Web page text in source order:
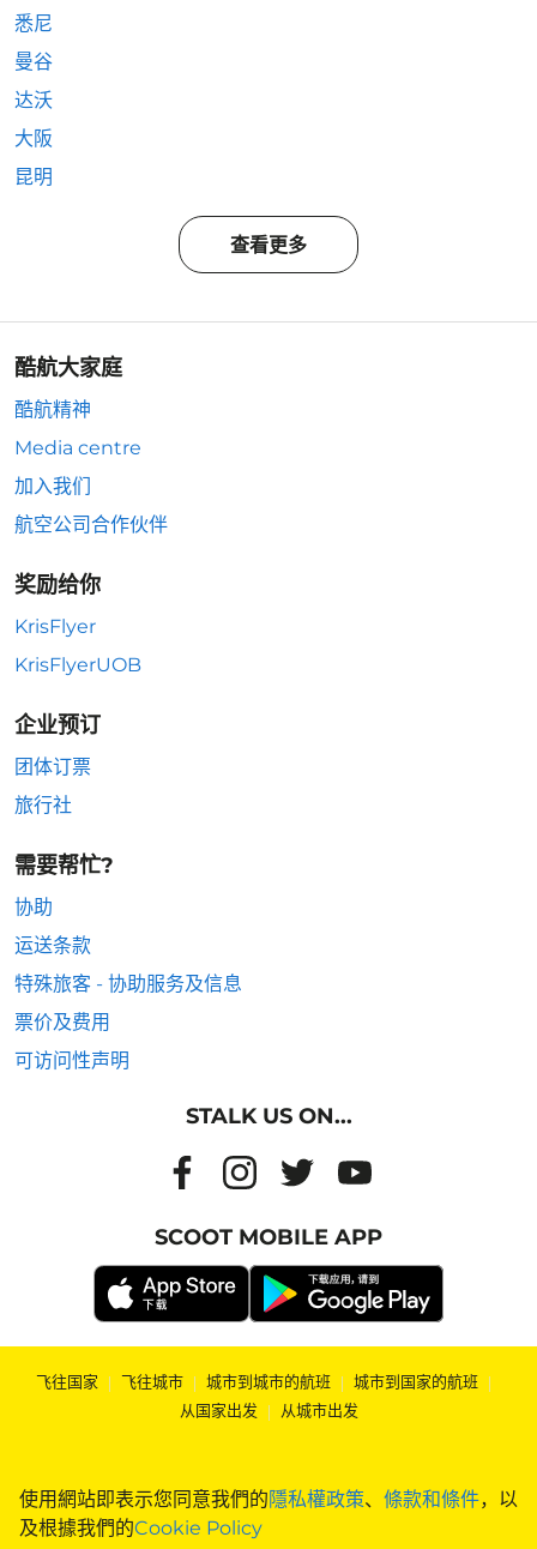
使用網站即表示您同意我們的隱私權政策、 條款和條件，以
及根據我們的Cookie Policy
悉尼
曼谷
达沃
大阪
昆明
查看更多
酷航大家庭
酷航精神
Media centre
加入我们
航空公司合作伙伴
奖励给你
KrisFlyer
KrisFlyerUOB
企业预订
团体订票
旅行社
需要帮忙?
协助
运送条款
特殊旅客 - 协助服务及信息
票价及费用
可访问性声明
STALK US ON...
SCOOT MOBILE APP
飞往国家 | 飞往城市 | 城市到城市的航班 | 城市到国家的航班 |
从国家出发 | 从城市出发